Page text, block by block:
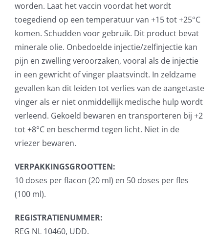
worden. Laat het vaccin voordat het wordt
toegediend op een temperatuur van +15 tot +25°C
komen. Schudden voor gebruik. Dit product bevat
minerale olie. Onbedoelde injectie/zelfinjectie kan
pijn en zwelling veroorzaken, vooral als de injectie
in een gewricht of vinger plaatsvindt. In zeldzame
gevallen kan dit leiden tot verlies van de aangetaste
vinger als er niet onmiddellijk medische hulp wordt
verleend. Gekoeld bewaren en transporteren bij +2
tot +8°C en beschermd tegen licht. Niet in de
vriezer bewaren.
VERPAKKINGSGROOTTEN:
10 doses per flacon (20 ml) en 50 doses per fles
(100 ml).
REGISTRATIENUMMER:
REG NL 10460, UDD.